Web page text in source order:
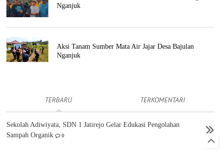
Nganjuk
Aksi Tanam Sumber Mata Air Jajar Desa Bajulan
Nganjuk
TERBARU TERKOMENTARI
Sekolah Adiwiyata, SDN 1 Jatirejo Gelar Edukasi Pengolahan
Sampah Organik
0